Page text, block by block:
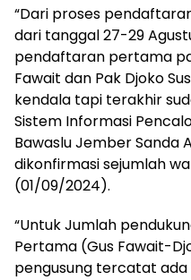
“Dari proses
dari tanggal 27-29
pendaftaran pertama
Fawait dan Pak Djoko
kendala tapi terakhir
Sistem Informasi
Bawaslu Jember Sanda
dikonfirmasi sejumlah
(01/09/2024).
“Untuk Jumlah
Pertama (Gus Fawait-
pengusung tercatat